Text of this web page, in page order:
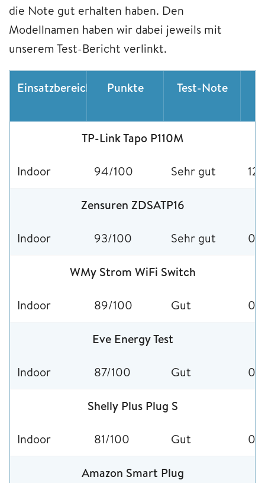
die Note gut erhalten haben. Den
Modellnamen haben wir dabei jeweils mit
unserem Test-Bericht verlinkt.
Einsatzbereich Punkte Test-Note
TP-Link Tapo P110M
Indoor 94/100 Sehr gut
Zensuren ZDSATP16
Indoor 93/100 Sehr gut
WMy Strom WiFi Switch
Indoor 89/100 Gut
Eve Energy Test
Indoor 87/100 Gut
Shelly Plus Plug S
Indoor 81/100 Gut
Amazon Smart Plug